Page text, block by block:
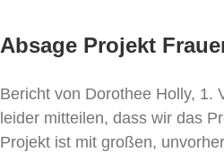
Absage Projekt
Bericht von Dorothee Holly, 1.
leider mitteilen, dass wir das
Projekt ist mit großen,